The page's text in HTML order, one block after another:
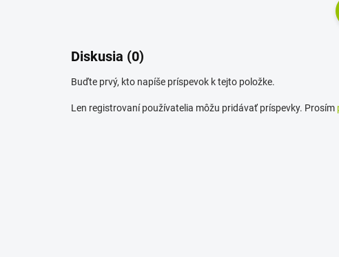
Diskusia (0)
Buďte prvý, kto napíše príspevok k tejto položke.
Len registrovaní používatelia môžu pridávať príspevky. Prosím